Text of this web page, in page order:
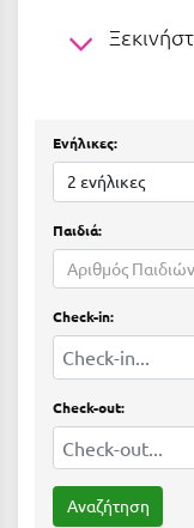
Ελάτη Αρκαδίας
Ελούντα Κρήτης
Ερέτρια
Ερμιόνη
Εύβοια
Ευρυτανία
Ζαγοροχώρια
Ζάκυνθος
Ενήλικες:
2 ενήλικες
Παιδιά:
Αριθμός
Check-in:
Check-out: